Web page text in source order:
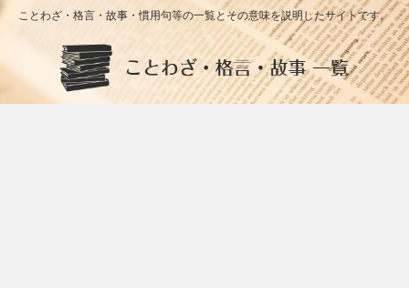
ことわざ・格言・故事・慣用句等の一覧とその意味を説明したサイトです。